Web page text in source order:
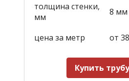
толщина стенки,
мм
8 мм
цена за метр от
Купить